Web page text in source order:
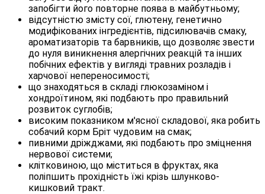
запобігти його повторне поява в майбутньому;
відсутністю змісту сої, глютену, генетично
модифікованих інгредієнтів, підсилювачів смаку,
ароматизаторів та барвників, що дозволяє звести
до нуля виникнення алергічних реакцій та інших
побічних ефектів у вигляді травних розладів і
харчової непереносимості;
що знаходяться в складі глюкозаміном і
хондроїтином, які подбають про правильний
розвиток суглобів;
високим показником м'ясної складової, яка робить
собачий корм Бріт чудовим на смак;
пивними дріжджами, які подбають про зміцнення
нервової системи;
клітковиною, що міститься в фруктах, яка
поліпшить прохідність їжі крізь шлунково-
кишковий тракт.